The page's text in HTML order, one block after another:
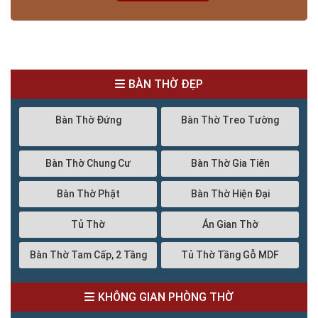
BÀN THỜ ĐẸP
Bàn Thờ Đứng Bàn Thờ Treo Tường
Bàn Thờ Chung Cư Bàn Thờ Gia Tiên
Bàn Thờ Phật Bàn Thờ Hiện Đại
Tủ Thờ Án Gian Thờ
Bàn Thờ Tam Cấp, 2 Tầng Tủ Thờ Tầng Gỗ MDF
KHÔNG GIAN PHÒNG THỜ